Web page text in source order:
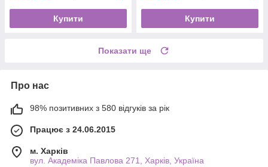
Купити Купити
Показати ще
Про нас
98% позитивних з 580 відгуків за рік
Працює з 24.06.2015
м. Харків
вул. Академіка Павлова 271, Харків, Україна